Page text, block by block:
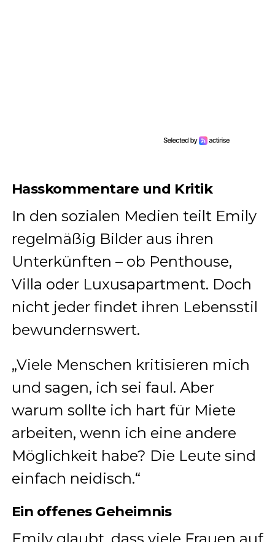
Hasskommentare und Kritik
In den sozialen Medien teilt Emily
regelmäßig Bilder aus ihren
Unterkünften – ob Penthouse,
Villa oder Luxusapartment. Doch
nicht jeder findet ihren Lebensstil
bewundernswert.
„Viele Menschen kritisieren mich
und sagen, ich sei faul. Aber
warum sollte ich hart für Miete
arbeiten, wenn ich eine andere
Möglichkeit habe? Die Leute sind
einfach neidisch.“
Ein offenes Geheimnis